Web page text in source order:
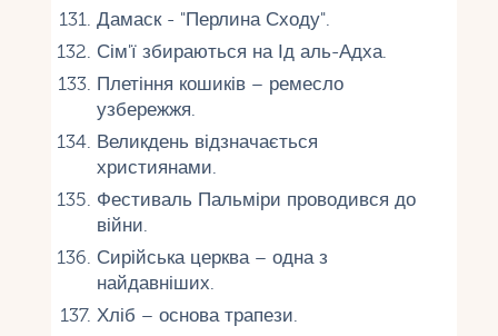
Дамаск - "Перлина Сходу".
Сім'ї збираються на Ід аль-Адха.
Плетіння кошиків – ремесло
узбережжя.
Великдень відзначається
християнами.
Фестиваль Пальміри проводився до
війни.
Сирійська церква – одна з
найдавніших.
Хліб – основа трапези.